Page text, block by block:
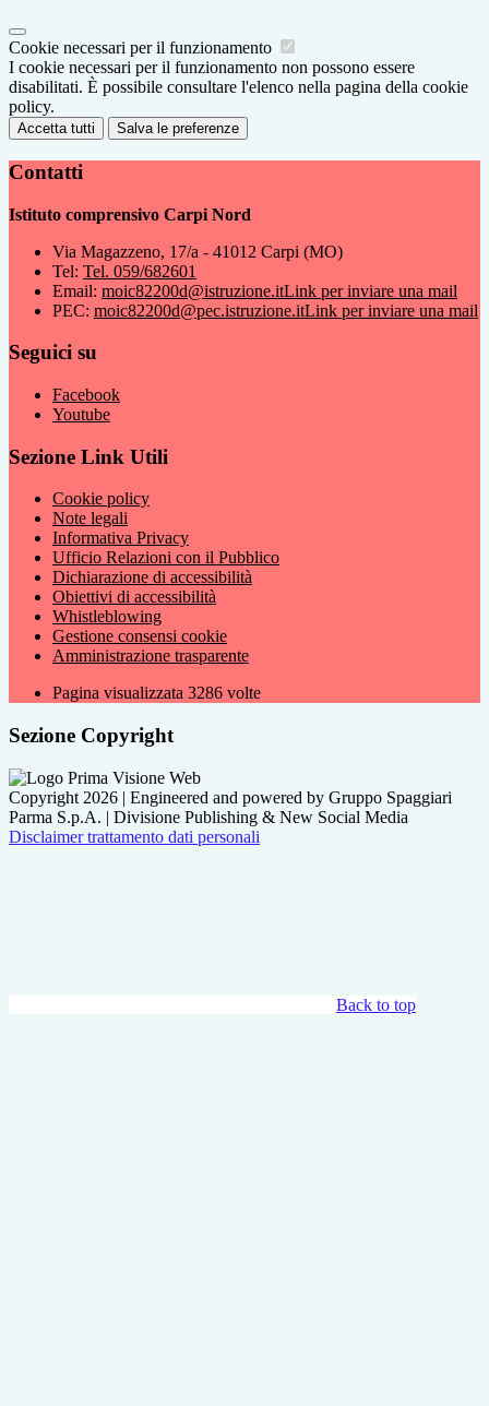
Cookie necessari per il funzionamento
I cookie necessari per il funzionamento non possono essere
disabilitati. È possibile consultare l'elenco nella pagina della cookie
policy.
Accetta tutti Salva le preferenze
Contatti
Istituto comprensivo Carpi Nord
Via Magazzeno, 17/a - 41012 Carpi (MO)
Tel: Tel. 059/682601
Email: moic82200d@istruzione.itLink per inviare una mail
PEC: moic82200d@pec.istruzione.itLink per inviare una mail
Seguici su
Facebook
Youtube
Sezione Link Utili
Cookie policy
Note legali
Informativa Privacy
Ufficio Relazioni con il Pubblico
Dichiarazione di accessibilità
Obiettivi di accessibilità
Whistleblowing
Gestione consensi cookie
Amministrazione trasparente
Pagina visualizzata 3286 volte
Sezione Copyright
Copyright 2026 | Engineered and powered by Gruppo Spaggiari
Parma S.p.A. | Divisione Publishing & New Social Media
Disclaimer trattamento dati personali
Back to top